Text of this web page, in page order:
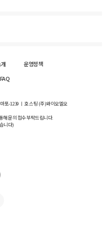
운영정책
FAQ
포-1239 ㅣ 호스팅 (주)와이오엘오
해 문의 접수 부탁드립니다.
니다)